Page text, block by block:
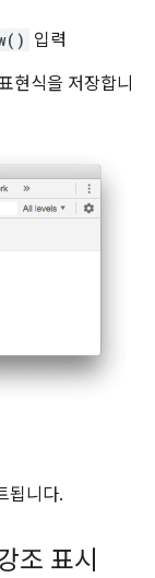
입력
현식을 저장합니
됩니다.
조 표시